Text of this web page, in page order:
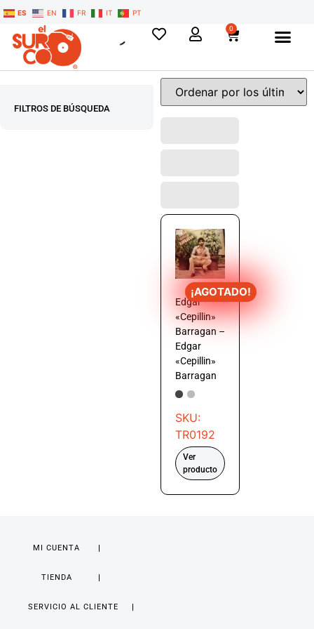
ES EN FR IT PT
0
FILTROS DE BÚSQUEDA
¡AGOTADO!
Edgar
«Cepillin»
Barragan –
Edgar
«Cepillin»
Barragan
SKU:
TR0192
Ver
producto
MI CUENTA
TIENDA
SERVICIO AL CLIENTE